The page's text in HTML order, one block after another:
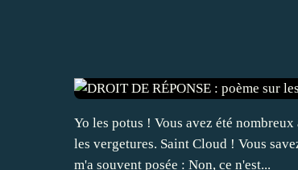
Yo les potus ! Vous avez été
les vergetures. Saint Cloud ! Vous
m'a souvent posée : Non, ce n'est...